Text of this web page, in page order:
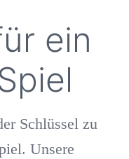
ein
Schlüssel zu
Unsere